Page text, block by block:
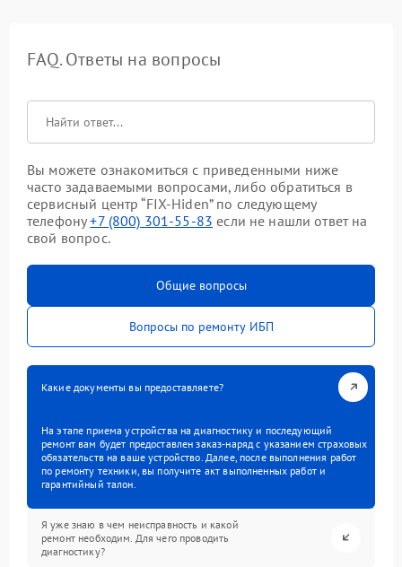
FAQ. Ответы на вопросы
Вы можете ознакомиться с приведенными ниже
часто задаваемыми вопросами, либо обратиться в
сервисный центр “FIX-Hiden” по следующему
телефону+7 (800) 301-55-83 если не нашли ответ на
свой вопрос.
Общие вопросы
Вопросы по ремонту ИБП
Какие документы вы предоставляете?
На этапе приема устройства на диагностику и последующий
ремонт вам будет предоставлен заказ-наряд с указанием страховых
обязательств на ваше устройство. Далее, после выполнения работ
по ремонту техники, вы получите акт выполненных работ и
гарантийный талон.
Я уже знаю в чем неисправность и какой
ремонт необходим. Для чего проводить
диагностику?